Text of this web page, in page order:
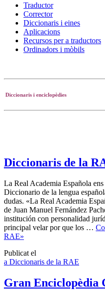
Traductor
Corrector
Diccionaris i eines
Aplicacions
Recursos per a traductors
Ordinadors i mòbils
Diccionaris i enciclopèdies
Diccionaris de la
La Real Academia Española
Diccionario de la lengua
dudas. «La Real Academia
de Juan Manuel Fernández
institución con personalidad
principal velar por que los …
RAE»
Publicat el
a Diccionaris de la RAE
Gran Enciclopèdia